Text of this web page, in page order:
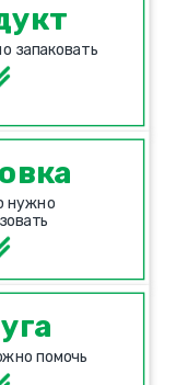
запаковать
нужно
помочь